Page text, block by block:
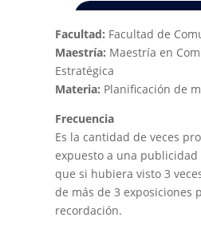
Facultad: Facultad de
Maestría: Maestría en
Estratégica
Materia: Planificación de
Frecuencia
Es la cantidad de veces
expuesto a una
que si hubiera visto 3
de más de 3 exposiciones
recordación.